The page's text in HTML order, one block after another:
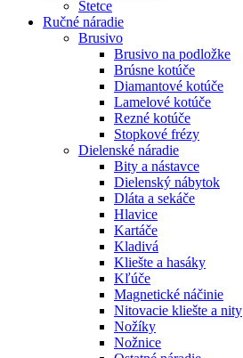
Štetce
Ručné náradie
Brusivo
Brusivo na podložke
Brúsne kotúče
Diamantové kotúče
Lamelové kotúče
Rezné kotúče
Stopkové frézy
Dielenské náradie
Bity a nástavce
Dielenský nábytok
Dláta a sekáče
Hlavice
Kartáče
Kladivá
Kliešte a hasáky
Kľúče
Magnetické náčinie
Nitovacie kliešte a nity
Nožíky
Nožnice